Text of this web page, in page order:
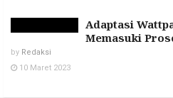
Adaptasi
Memasuki
by Redaksi
10 Maret 2023